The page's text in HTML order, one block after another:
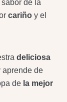
de la
cariño y el
deliciosa
aprende de
de la mejor